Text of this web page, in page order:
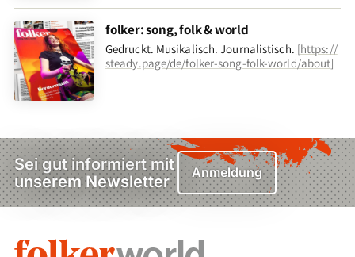
folker: song, folk & world
Gedruckt. Musikalisch. Journalistisch. [https://
steady.page/de/folker-song-folk-world/about]
Sei gut informiert mit
unserem Newsletter
Anmeldung